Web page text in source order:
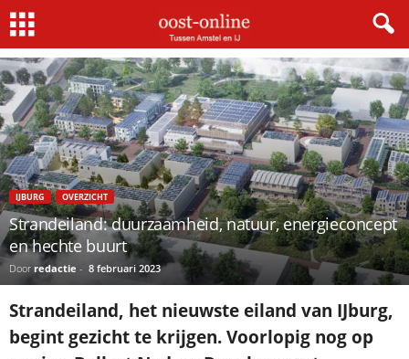
Home Strandeiland: duurzaamheid, natuur, energieconcept en hechte buurt
IJBURG OVERZICHT
Strandeiland: duurzaamheid, natuur, energieconcept
en hechte buurt
Door redactie - 8 februari 2023
Strandeiland, het nieuwste eiland van IJburg,
begint gezicht te krijgen. Voorlopig nog op